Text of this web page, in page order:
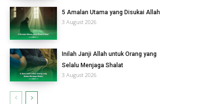
5 Amalan Utama yang Disukai Allah
3 August 2026
Inilah Janji Allah untuk Orang yang
Selalu Menjaga Shalat
3 August 2026